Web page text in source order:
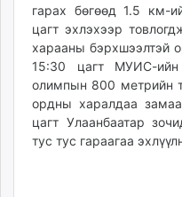
гарах бөгөөд 1.5 км-
цагт эхлэхээр
харааны бэрхшээлтэй
15:30 цагт МУИС-
олимпын 800 метрийн
ордны харалдаа
цагт Улаанбаатар
тус тус гараагаа